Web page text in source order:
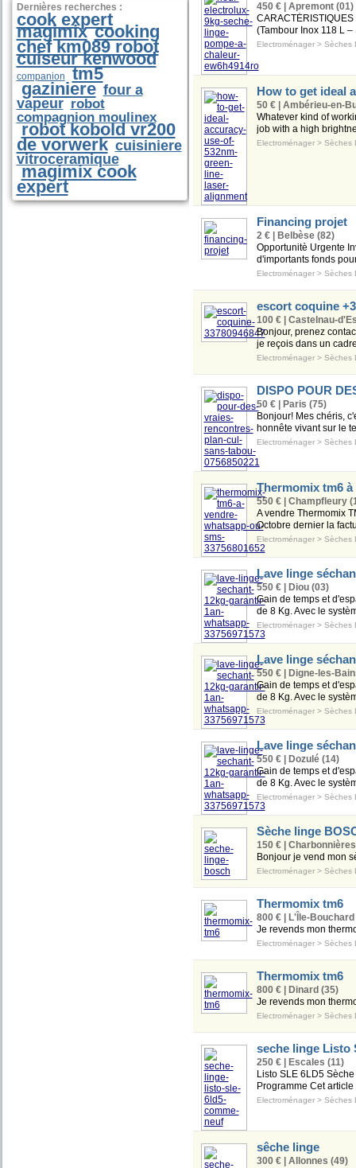
Dernières recherches :
cook expert
magimix cooking
chef km089 robot
cuiseur kenwood
companion tm5
gaziniere four a
vapeur robot
compagnion moulinex
robot kobold vr200
de vorwerk cuisiniere
vitroceramique
magimix cook
expert
450 € | Apremont (01)
(Tambour Inox 118 L
Electroménager> Sèches
How to get ideal
50 € | Ambérieu-en-
Whatever kind of
job with a high
Electroménager> Sèches
Financing projet
2 € | Belbèse (82)
Opportunitè Urgente
d'importants fonds
Electroménager> Sèches
escort coquine
100 € | Castelnau-
Bonjour, prenez
je reçois dans un
Electroménager> Sèches
DISPO POUR
50 € | Paris (75)
Bonjour! Mes chéris,
honnête vivant sur le
Electroménager> Sèches
Thermomix tm6 à
550 € | Champfleury
A vendre Thermomix
Octobre dernier la
Electroménager> Sèches
Lave linge
550 € | Diou (03)
Gain de temps et
de 8 Kg. Avec le
Electroménager> Sèches
Lave linge
550 € | Digne-les-
Gain de temps et
de 8 Kg. Avec le
Electroménager> Sèches
Lave linge
550 € | Dozulé (14)
Gain de temps et
de 8 Kg. Avec le
Electroménager> Sèches
Sèche linge
150 € |
Bonjour je vend mon
Electroménager> Sèches
Thermomix tm6
800 € | L'Île-Bouchard
Je revends mon
Electroménager> Sèches
Thermomix tm6
800 € | Dinard (35)
Je revends mon
Electroménager> Sèches
seche linge Listo
250 € | Escales (11)
Listo SLE 6LD5
Programme Cet
Electroménager> Sèches
sêche linge
300 € | Allonnes (49)